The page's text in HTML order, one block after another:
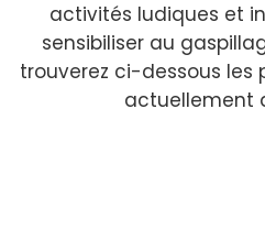
activités ludiques et
sensibiliser au
trouverez ci-dessous les
actuellement